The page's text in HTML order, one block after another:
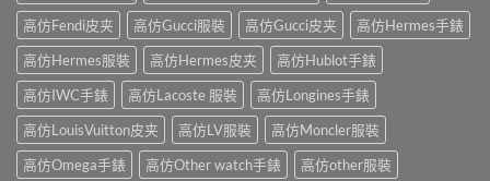
高仿Fendi皮夹
高仿Gucci服裝 高仿Gucci皮夹
高仿Hermes手錶
高仿Hermes服裝
高仿Hermes皮夹
高仿Hublot手錶
高仿IWC手錶
高仿Lacoste 服裝
高仿Longines手錶
高仿LouisVuitton皮夹
高仿LV服裝
高仿Moncler服裝
高仿Omega手錶
高仿Other watch手錶 高仿other服裝